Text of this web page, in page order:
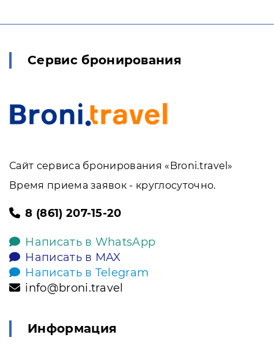
Сервис бронирования
Сайт сервиса бронирования «Broni.travel»
Время приема заявок - круглосуточно.
8 (861) 207-15-20
Написать в WhatsApp
Написать в MAX
Написать в Telegram
info@broni.travel
Информация